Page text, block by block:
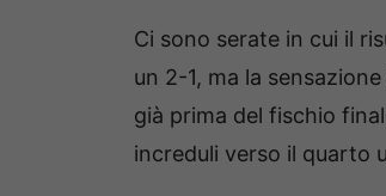
Ci sono serate in cui il
un 2-1, ma la
già prima del fischio
increduli verso il quarto